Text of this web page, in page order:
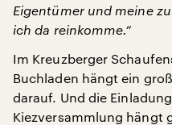
Eigentümer und meine
ich da reinkomme.“
Im Kreuzberger
Buchladen hängt ein
darauf. Und die
Kiezversammlung hängt